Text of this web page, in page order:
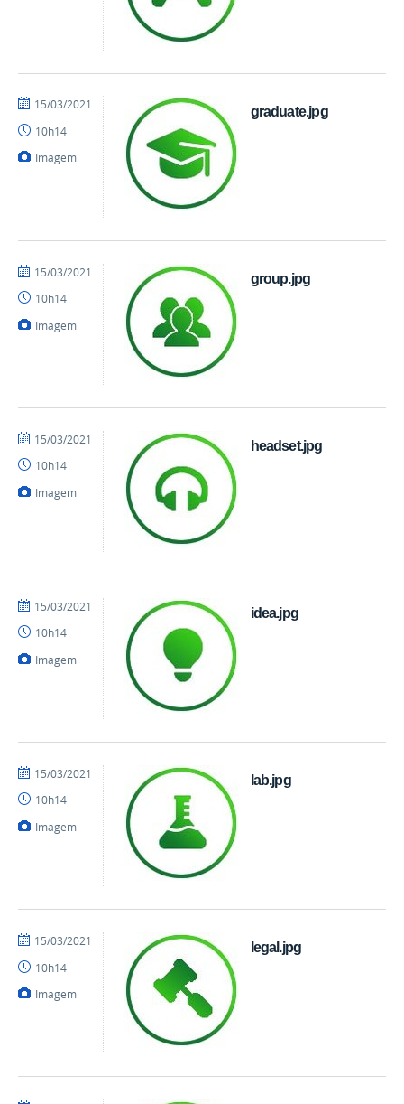
graduate.jpg
por
publicado
15/03/2021
10h14
Imagem
group.jpg
por
publicado
15/03/2021
10h14
Imagem
headset.jpg
por
publicado
15/03/2021
10h14
Imagem
idea.jpg
por
publicado
15/03/2021
10h14
Imagem
lab.jpg
por
publicado
15/03/2021
10h14
Imagem
legal.jpg
por
publicado
15/03/2021
10h14
Imagem